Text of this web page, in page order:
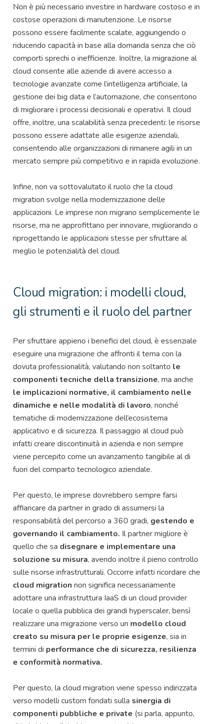
Non è più necessario investire in hardware costoso e in
costose operazioni di manutenzione. Le risorse
possono essere facilmente scalate, aggiungendo o
riducendo capacità in base alla domanda senza che ciò
comporti sprechi o inefficienze. Inoltre, la migrazione al
cloud consente alle aziende di avere accesso a
tecnologie avanzate come l’intelligenza artificiale, la
gestione dei big data e l’automazione, che consentono
di migliorare i processi decisionali e operativi. Il cloud
offre, inoltre, una scalabilità senza precedenti: le risorse
possono essere adattate alle esigenze aziendali,
consentendo alle organizzazioni di rimanere agili in un
mercato sempre più competitivo e in rapida evoluzione.
Infine, non va sottovalutato il ruolo che la cloud
migration svolge nella modernizzazione delle
applicazioni. Le imprese non migrano semplicemente le
risorse, ma ne approfittano per innovare, migliorando o
riprogettando le applicazioni stesse per sfruttare al
meglio le potenzialità del cloud.
Cloud migration: i modelli cloud,
gli strumenti e il ruolo del partner
Per sfruttare appieno i benefici del cloud, è essenziale
eseguire una migrazione che affronti il tema con la
dovuta professionalità, valutando non soltanto le
componenti tecniche della transizione, ma anche
le implicazioni normative, il cambiamento nelle
dinamiche e nelle modalità di lavoro, nonché
tematiche di modernizzazione dell’ecosistema
applicativo e di sicurezza. Il passaggio al cloud può
infatti creare discontinuità in azienda e non sempre
viene percepito come un avanzamento tangibile al di
fuori del comparto tecnologico aziendale.
Per questo, le imprese dovrebbero sempre farsi
affiancare da partner in grado di assumersi la
responsabilità del percorso a 360 gradi, gestendo e
governando il cambiamento. Il partner migliore è
quello che sa disegnare e implementare una
soluzione su misura, avendo inoltre il pieno controllo
sulle risorse infrastrutturali. Occorre infatti ricordare che
cloud migration non significa necessariamente
adottare una infrastruttura IaaS di un cloud provider
locale o quella pubblica dei grandi hyperscaler, bensì
realizzare una migrazione verso un modello cloud
creato su misura per le proprie esigenze, sia in
termini di performance che di sicurezza, resilienza
e conformità normativa.
Per questo, la cloud migration viene spesso indirizzata
verso modelli custom fondati sulla sinergia di
componenti pubbliche e private (si parla, appunto,